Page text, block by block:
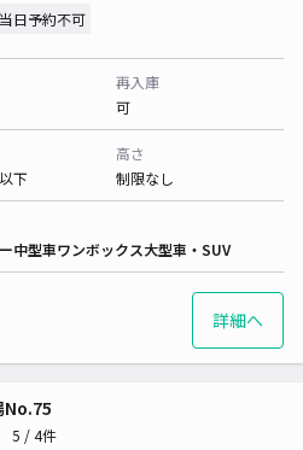
当日予約不可
再入庫
可
下
高さ
制限なし
中型車ワンボックス大型車・SUV
詳細へ
No.75
5 / 4件